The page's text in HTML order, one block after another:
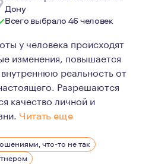
Дону
Всего выбрало 46 человек
у человека происходят
изменения, повышается
реальность от
Разрешаются
качество личной и
Читать еще
группаналитик,
коуч.
что-то не так